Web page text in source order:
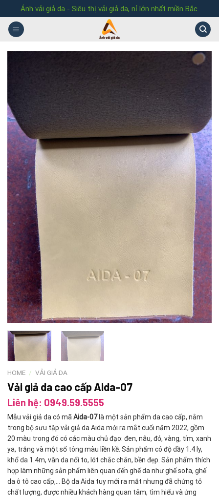
to
content
Ánh vải giả da - Siêu thị vải giả da, nỉ lớn nhất miền Bắc.
HOME / VẢI GIẢ DA
Vải giả da cao cấp Aida-07
Liên hệ: 0949.59.5555
Mẫu vải giả da có mã Aida-07là một sản phẩm da cao cấp, nằm
trong bộ sưu tập vải giả da Aida mới ra mắt cuối năm 2022, gồm
20 màu trong đó có các màu chủ đạo: đen, nâu, đỏ, vàng, tím, xanh
ya, trắng và một số tông màu liền kề. Sản phẩm có độ dầy 1.4 ly,
khổ da 1.4m, vân da nổi to, lót chắc chắn, bền đẹp. Sản phẩm thích
hợp làm những sản phẩm liên quan đến ghế da như ghế sofa, ghế
da ô tô cao cấp,… Bộ da Aida tuy mới ra mắt nhưng đã chứng tỏ
chất lượng, được nhiều khách hàng quan tâm, tìm hiểu và ứng